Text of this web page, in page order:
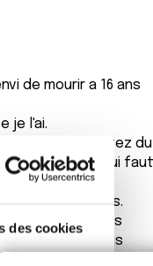
des cookies
de mourir a 16 ans
je l'ai.
avez du
ben c'est là qui faut
ce genre de cas.
vous trouvez des
j'arrête de vous